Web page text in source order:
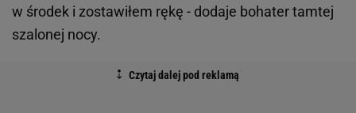
w środek i zostawiłem rękę - dodaje bohater tamtej
szalonej nocy.